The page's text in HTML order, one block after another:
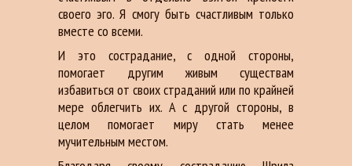
своего эго. Я смогу быть счастливым только
вместе со всеми.
И это сострадание, с одной стороны,
помогает другим живым существам
избавиться от своих страданий или по крайней
мере облегчить их. А с другой стороны, в
целом помогает миру стать менее
мучительным местом.